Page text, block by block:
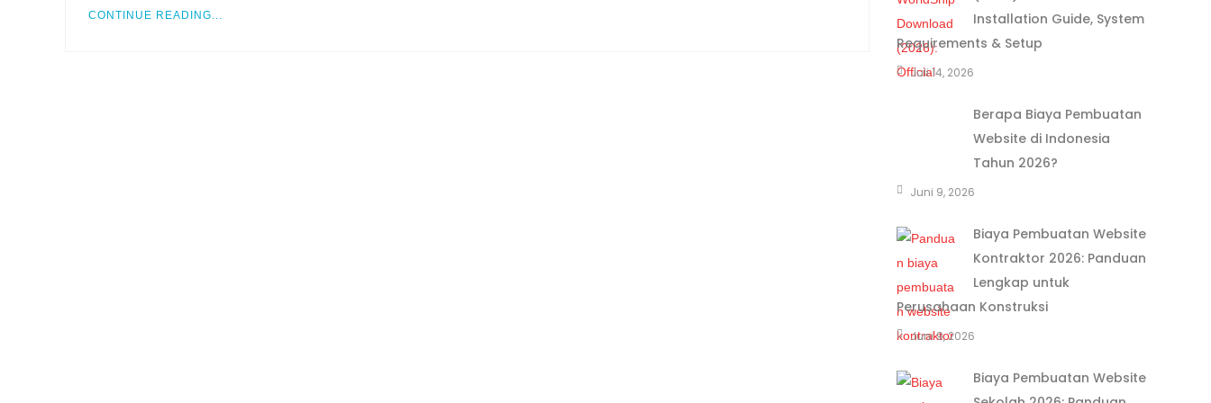
CONTINUE READING...
Installation Guide, System
Requirements & Setup
Juli 14, 2026
Berapa Biaya Pembuatan
Website di Indonesia
Tahun 2026?
Juni 9, 2026
Biaya Pembuatan Website
Kontraktor 2026: Panduan
Lengkap untuk
Perusahaan Konstruksi
Juni 9, 2026
Biaya Pembuatan Website